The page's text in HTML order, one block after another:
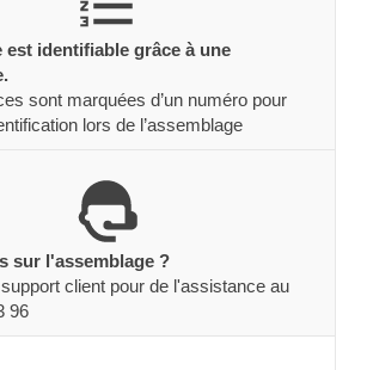
est identifiable grâce à une
sont marquées d’un numéro pour
lors de l’assemblage
sur l'assemblage ?
client pour de l'assistance au
96